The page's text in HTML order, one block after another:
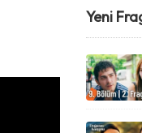
Yeni